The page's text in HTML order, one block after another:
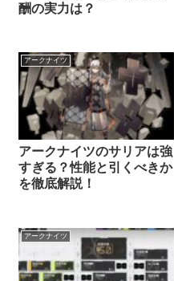
酬の実力は？
アークナイツ
アークナイツのサリアは強
すぎる？性能と引くべきか
を徹底解説！
アークナイツ